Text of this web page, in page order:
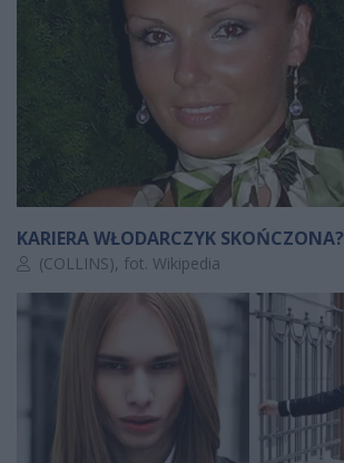
KARIERA WŁODARCZYK SKOŃCZONA?
Autor artykułu:
(COLLINS), fot. Wikipedia